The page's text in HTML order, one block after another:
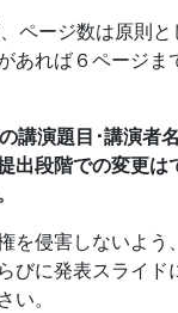
ページ数は原則
あれば６ページま
講演題目･講演者
出段階での変更は
を侵害しないよう
びに発表スライド
い。